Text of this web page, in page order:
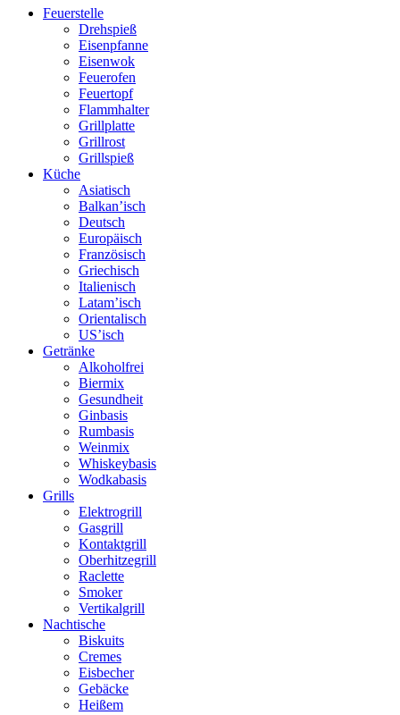
Feuerstelle
Drehspieß
Eisenpfanne
Eisenwok
Feuerofen
Feuertopf
Flammhalter
Grillplatte
Grillrost
Grillspieß
Küche
Asiatisch
Balkan’isch
Deutsch
Europäisch
Französisch
Griechisch
Italienisch
Latam’isch
Orientalisch
US’isch
Getränke
Alkoholfrei
Biermix
Gesundheit
Ginbasis
Rumbasis
Weinmix
Whiskeybasis
Wodkabasis
Grills
Elektrogrill
Gasgrill
Kontaktgrill
Oberhitzegrill
Raclette
Smoker
Vertikalgrill
Nachtische
Biskuits
Cremes
Eisbecher
Gebäcke
Heißem